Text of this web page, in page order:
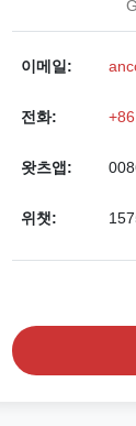
이메일:
전화:
왓츠앱:
위챗: